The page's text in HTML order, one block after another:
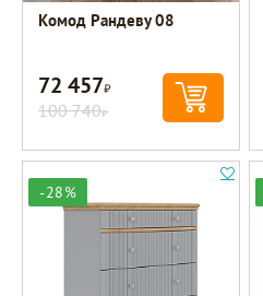
Комод Рандеву 08
72 457Р
100 740Р
-28%